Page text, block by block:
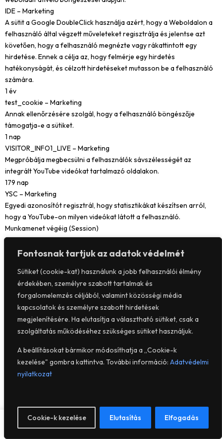
Fontosnak tartjuk az adatok védelmét
Sütiket (cookie-kat) használunk a jobb felhasználói élmény
érdekében, személyre szabott tartalmak és
forgalomelemzés céljából, valamint közösségi média
kapcsolatok és személyre szabott hirdetések
megjelenítésére. Ha elutasítja a választható sütiket, csak a
szolgáltatás működéséhez szükséges sütiket használjuk.
A beállításokat bármikor módosíthatja a „Cookie-k
kezelése" gombra kattintva. További információ: Adatvédelmi
nyilatkozat
Cookie-k kezelése Elutasítás Elfogadás
0
IDE – Marketing
A sütit a Google DoubleClick használja azért, hogy a Weboldalon a
felhasználó által végzett műveleteket regisztrálja és jelentse azt
követően, hogy a felhasználó megnézte vagy rákattintott egy
hirdetése. Ennek a célja az, hogy felmérje egy hirdetés
hatékonyságát, és célzott hirdetéseket mutasson be a felhasználó
számára.
1 év
test_cookie – Marketing
Annak ellenőrzésére szolgál, hogy a felhasználó böngészője
támogatja-e a sütiket.
1 nap
VISITOR_INFO1_LIVE – Marketing
Megpróbálja megbecsülni a felhasználók sávszélességét az
integrált YouTube videókat tartalmazó oldalakon.
179 nap
YSC – Marketing
Egyedi azonosítót regisztrál, hogy statisztikákat készítsen arról,
hogy a YouTube-on milyen videókat látott a felhasználó.
Munkamenet végéig (Session)
yt.innertube::nextltd – Marketing
Egyedi azonosítót regisztrál, hogy statisztikákat készítsen arról,
Állandó (Persistent)
yt.innertube::requests – Marketing
Egyedi azonosítót regisztrál, hogy statisztikákat készítsen arról,
hogy a YouTube-on milyen videókat látott a felhasználó.
Állandó (Persistent)
yt-remote-cast-installed – Marketing
Youtube-on videó segítségével.
Munkamenet végéig (Session)
yt-remote-connected-devices – Marketing
yt-remote-device-id – Marketing